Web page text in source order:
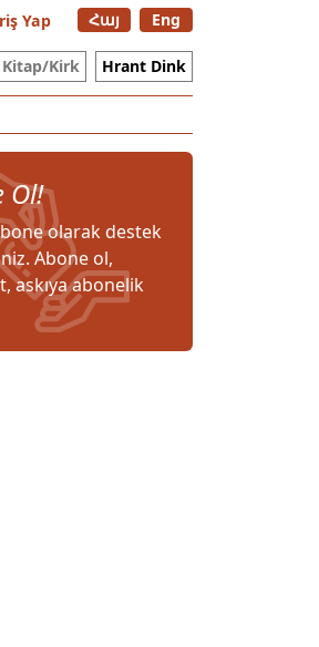
Yap Հայ Eng
Kitap/Kirk Hrant Dink
Ol!
olarak destek
Abone ol,
askıya abonelik